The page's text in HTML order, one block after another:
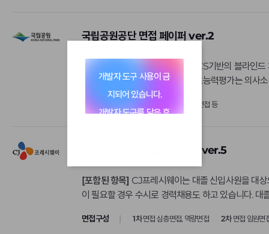
개발자 도구 사용이 금
지되어 있습니다.
개발자 도구를 닫은 후
코리아세븐
포스코
한국관광공사
한국국토정보공사
한국농수산식품유
한국도로공사
국립공원공단 면접 페이퍼 ver.2
[포함된 항목] 국립공원공단은 NCS기반의 블라인드 채용을 실시
각 50문항으로 진행되며, 직업기초능력평가는 의사
면접구성 토의 면접 / 상황 및 경험면접 등
CJ프레시웨이 면접 가이드북 ver.5
[포함된 항목] CJ프레시웨이는 대졸 신입사원을 대
이 필요할 경우 수시로 경력채용도 하고 있습니다.
면접구성 1차면접 심층면접, 역량면접 2차면접 임원면